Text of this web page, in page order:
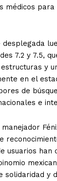
médicos
desplegada
7.2 y 7.5,
y
en el
de
e
usuarios han
solidaridad y